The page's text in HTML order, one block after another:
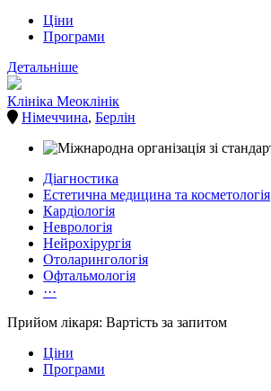
Ціни
Програми
Детальніше
Клініка Меоклінік
Німеччина, Берлін
Діагностика
Естетична медицина та косметологія
Кардіологія
Неврологія
Нейрохірургія
Отоларингологія
Офтальмологія
···
Прийом лікаря: Вартість за запитом
Ціни
Програми